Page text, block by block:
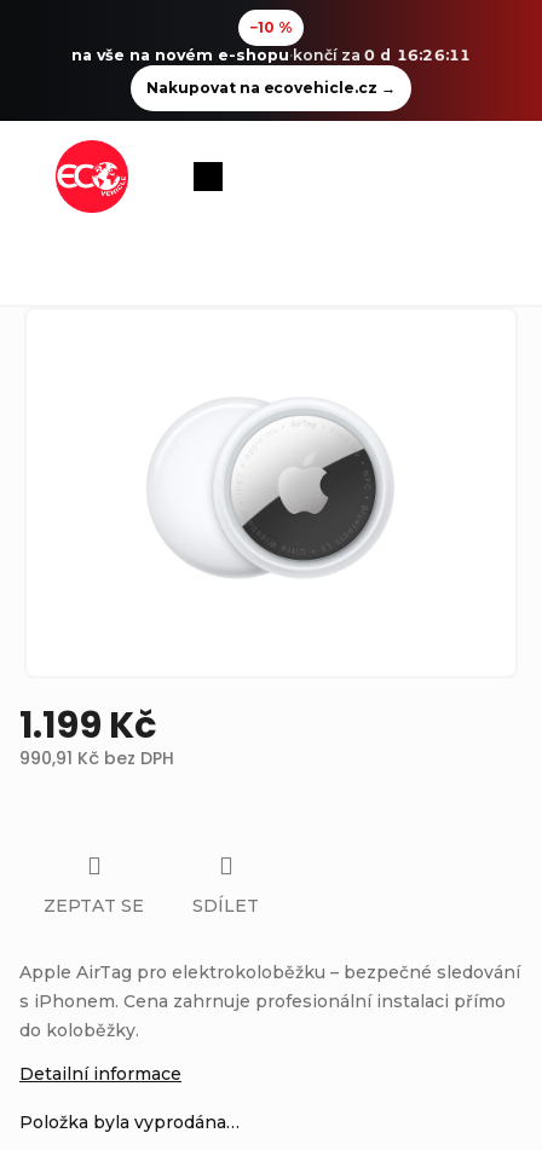
−10 %
na vše na novém e-shopu·končí za 0 d 16:26:11
Nakupovat na ecovehicle.cz →
Nákupní
1.199 Kč
990,91 Kč bez DPH
Položka byla vyprodána…
Apple AirTag pro elektrokoloběžku – bezpečné sledování
s iPhonem. Cena zahrnuje profesionální instalaci přímo
do koloběžky.
Detailní informace
ZEPTAT SE SDÍLET